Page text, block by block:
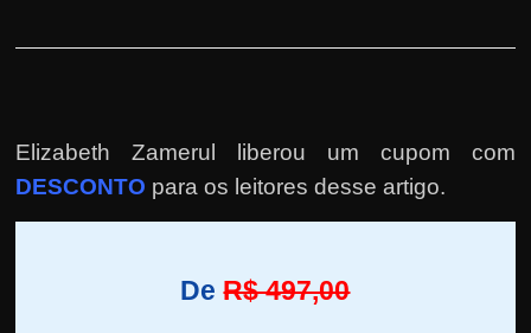
Elizabeth Zamerul liberou um cupom com
DESCONTO para os leitores desse artigo.
DeR$ 497,00